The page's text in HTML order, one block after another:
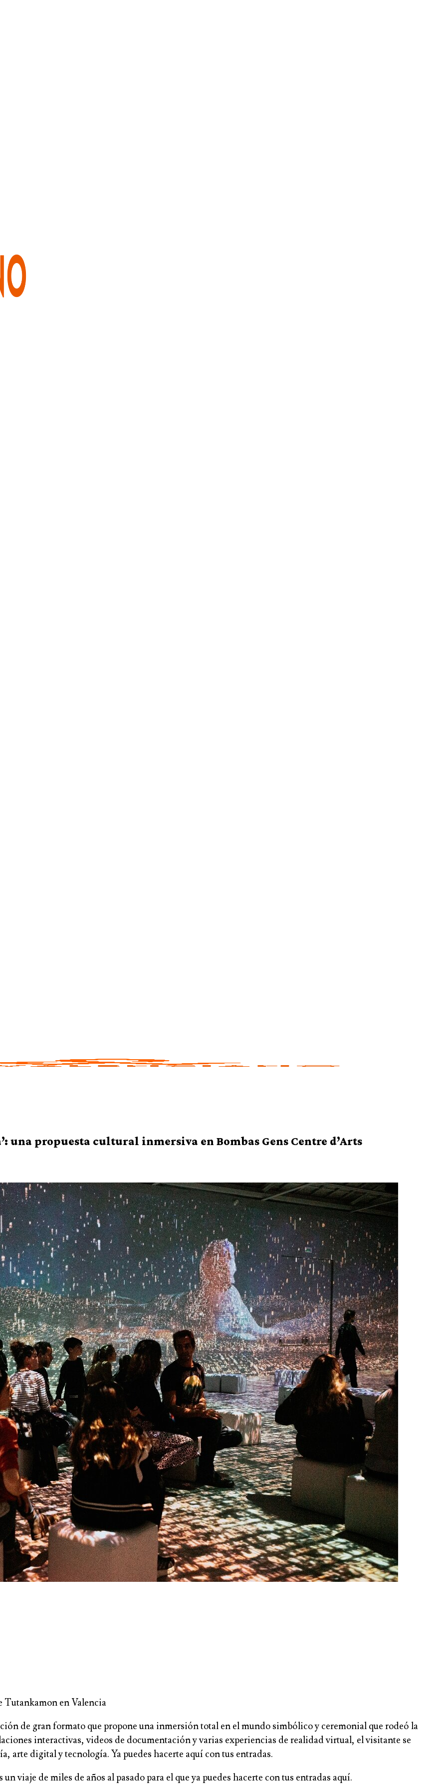
una propuesta cultural inmersiva en Bombas Gens Centre d’Arts
Tutankamon en Valencia
de gran formato que propone una inmersión total en el mundo simbólico y ceremonial que rodeó la
interactivas, videos de documentación y varias experiencias de realidad virtual, el visitante se
arte digital y tecnología. Ya puedes hacerte aquí con tus entradas.
un viaje de miles de años al pasado para el que ya puedes hacerte con tus entradas aquí.